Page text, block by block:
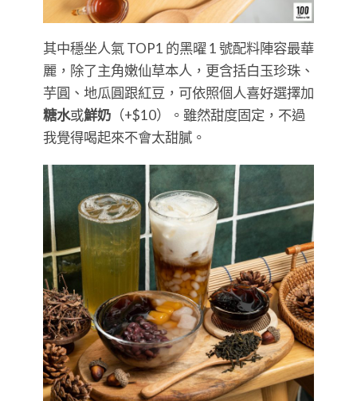
其中穩坐人氣 TOP1 的黑曜 1 號配料陣容最華
麗，除了主角嫩仙草本人，更含括白玉珍珠、
芋圓、地瓜圓跟紅豆，可依照個人喜好選擇加
糖水或鮮奶 （+$10）。雖然甜度固定，不過
我覺得喝起來不會太甜膩。